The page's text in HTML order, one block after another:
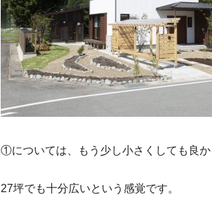
①については、もう少し小さくしても良か
27坪でも十分広いという感覚です。